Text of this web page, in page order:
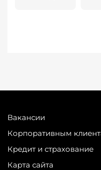
Вакансии
Корпоративным
Кредит и страхование
Карта сайта